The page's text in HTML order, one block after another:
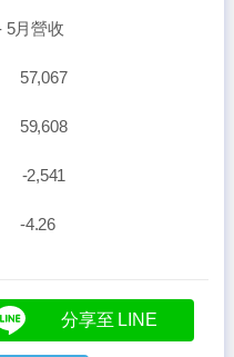
營收
分享至 LINE